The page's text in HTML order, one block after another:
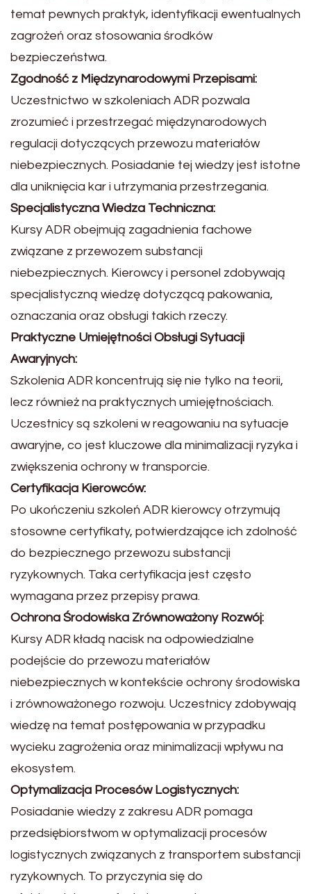
temat pewnych praktyk, identyfikacji ewentualnych
zagrożeń oraz stosowania środków
bezpieczeństwa.
Zgodność z Międzynarodowymi Przepisami:
Uczestnictwo w szkoleniach ADR pozwala
zrozumieć i przestrzegać międzynarodowych
regulacji dotyczących przewozu materiałów
niebezpiecznych. Posiadanie tej wiedzy jest istotne
dla uniknięcia kar i utrzymania przestrzegania.
Specjalistyczna Wiedza Techniczna:
Kursy ADR obejmują zagadnienia fachowe
związane z przewozem substancji
niebezpiecznych. Kierowcy i personel zdobywają
specjalistyczną wiedzę dotyczącą pakowania,
oznaczania oraz obsługi takich rzeczy.
Praktyczne Umiejętności Obsługi Sytuacji
Awaryjnych:
Szkolenia ADR koncentrują się nie tylko na teorii,
lecz również na praktycznych umiejętnościach.
Uczestnicy są szkoleni w reagowaniu na sytuacje
awaryjne, co jest kluczowe dla minimalizacji ryzyka i
zwiększenia ochrony w transporcie.
Certyfikacja Kierowców:
Po ukończeniu szkoleń ADR kierowcy otrzymują
stosowne certyfikaty, potwierdzające ich zdolność
do bezpiecznego przewozu substancji
ryzykownych. Taka certyfikacja jest często
wymagana przez przepisy prawa.
Ochrona Środowiska Zrównoważony Rozwój:
Kursy ADR kładą nacisk na odpowiedzialne
podejście do przewozu materiałów
niebezpiecznych w kontekście ochrony środowiska
i zrównoważonego rozwoju. Uczestnicy zdobywają
wiedzę na temat postępowania w przypadku
wycieku zagrożenia oraz minimalizacji wpływu na
ekosystem.
Optymalizacja Procesów Logistycznych:
Posiadanie wiedzy z zakresu ADR pomaga
przedsiębiorstwom w optymalizacji procesów
logistycznych związanych z transportem substancji
ryzykownych. To przyczynia się do